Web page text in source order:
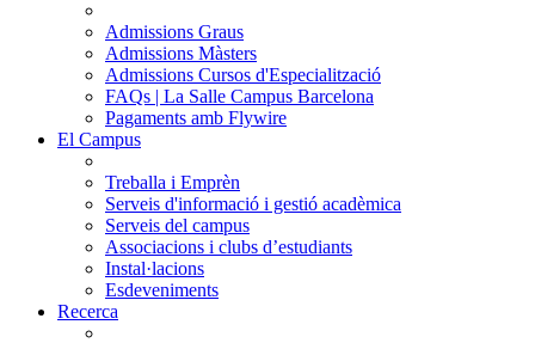
Admissions Graus
Admissions Màsters
Admissions Cursos d'Especialització
FAQs | La Salle Campus Barcelona
Pagaments amb Flywire
El Campus
Treballa i Emprèn
Serveis d'informació i gestió acadèmica
Serveis del campus
Associacions i clubs d’estudiants
Instal·lacions
Esdeveniments
Recerca